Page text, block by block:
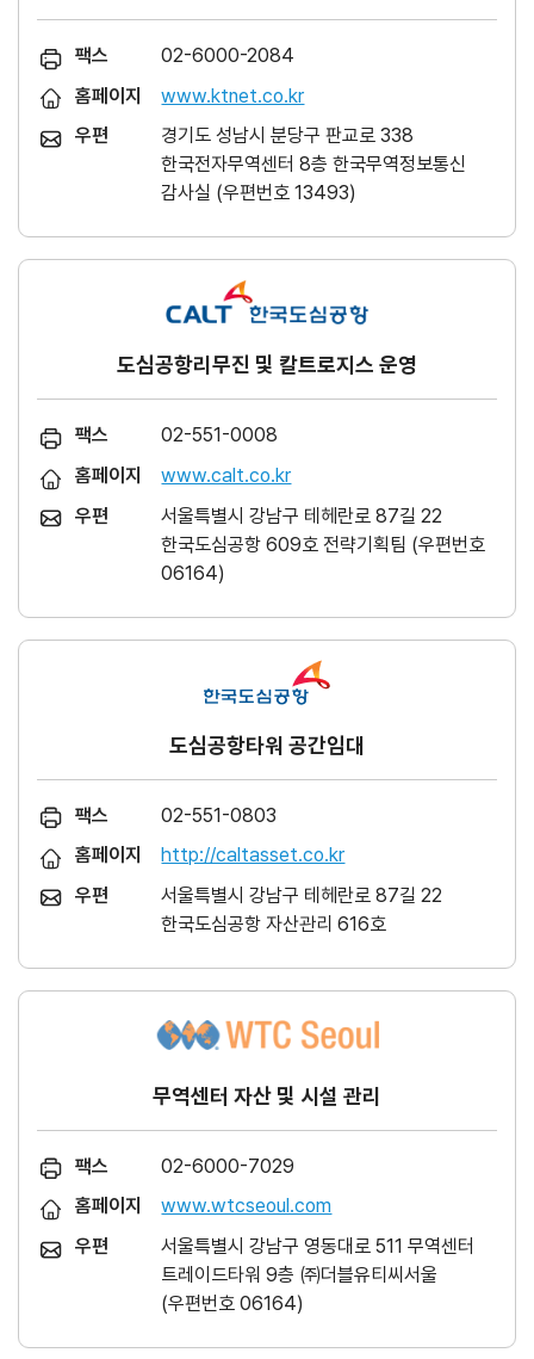
팩스
02-6000-2084
홈페이지
www.ktnet.co.kr
우편
경기도 성남시 분당구 판교로 338
한국전자무역센터 8층 한국무역정보통신
감사실 (우편번호 13493)
도심공항리무진 및 칼트로지스 운영
팩스
02-551-0008
홈페이지
www.calt.co.kr
우편
서울특별시 강남구 테헤란로 87길 22
한국도심공항 609호 전략기획팀 (우편번호
06164)
도심공항타워 공간임대
팩스
02-551-0803
홈페이지
http://caltasset.co.kr
우편
서울특별시 강남구 테헤란로 87길 22
한국도심공항 자산관리 616호
무역센터 자산 및 시설 관리
팩스
02-6000-7029
홈페이지
www.wtcseoul.com
우편
서울특별시 강남구 영동대로 511 무역센터
트레이드타워 9층 ㈜더블유티씨서울
(우편번호 06164)